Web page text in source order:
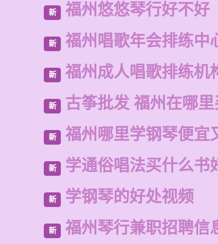
新 福州悠悠琴行好不好
新 福州唱歌年会排练中
新 福州成人唱歌排练机
新 古筝批发 福州在哪
新 福州哪里学钢琴便宜
新 学通俗唱法买什么书
新 学钢琴的好处视频
新 福州琴行兼职招聘信